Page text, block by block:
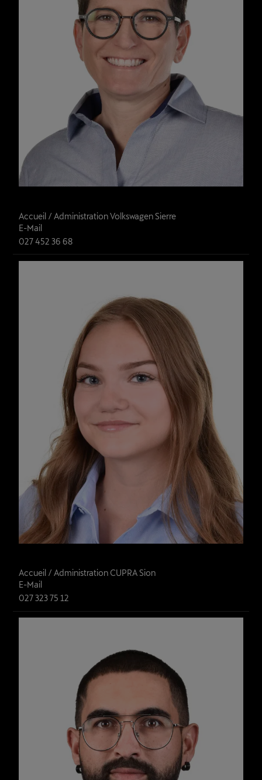
Accueil / Administration Volkswagen Sierre
E-Mail
027 452 36 68
Accueil / Administration CUPRA Sion
E-Mail
027 323 75 12